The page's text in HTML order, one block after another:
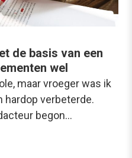
de basis van een
wel
maar vroeger was ik
hardop verbeterde.
begon…